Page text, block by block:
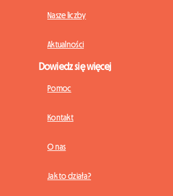
Nasze liczby
Aktualności
Dowiedz się więcej
Pomoc
Kontakt
O nas
Jak to działa?